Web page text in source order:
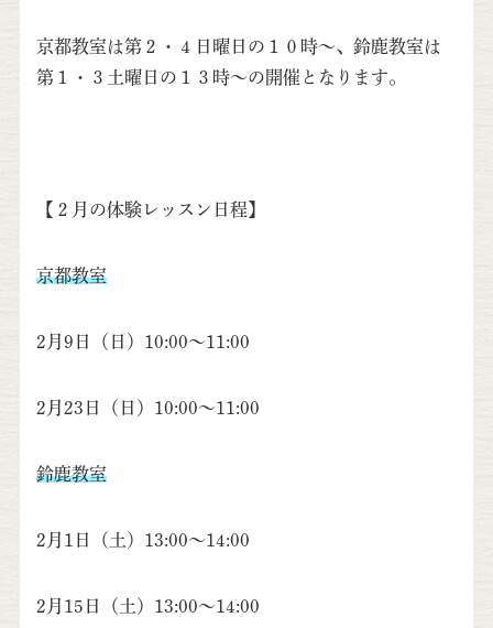
京都教室は第２・４日曜日の１０時〜、鈴鹿教室は
第１・３土曜日の１３時〜の開催となります。
【２月の体験レッスン日程】
京都教室
2月9日（日）10:00～11:00
2月23日（日）10:00～11:00
鈴鹿教室
2月1日（土）13:00～14:00
2月15日（土）13:00～14:00